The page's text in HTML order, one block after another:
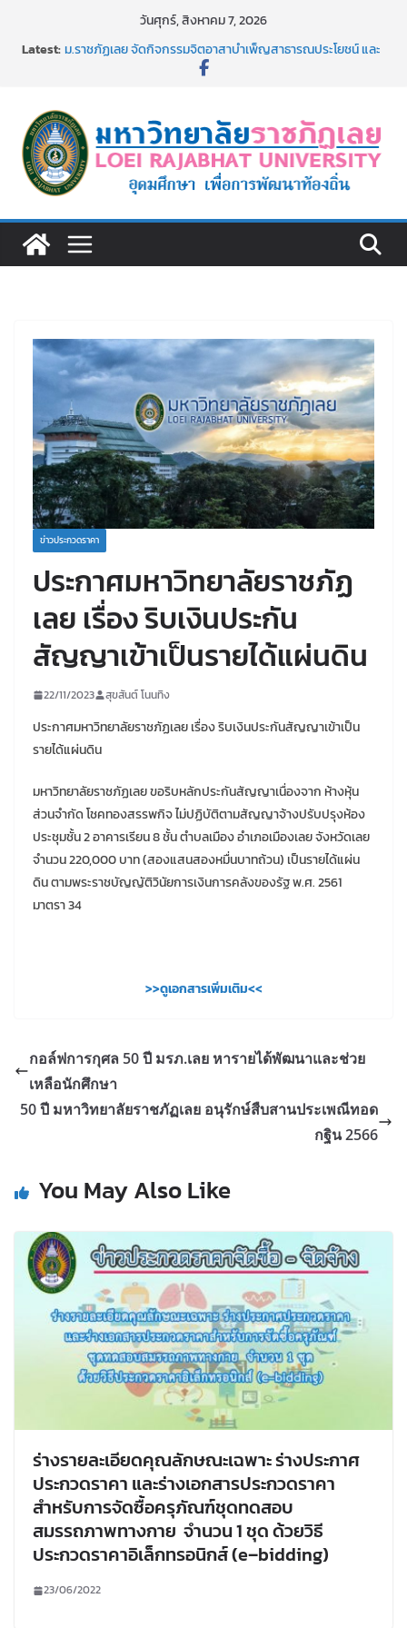
วันศุกร์, สิงหาคม 7, 2026
Latest:ม.ราชภัฏเลย จัดกิจกรรมจิตอาสาบำเพ็ญสาธารณประโยชน์ และ
เงินรายได้
ม.ราชภัฏเลย จัดมหกรรมวิชาการ เปิดบ้าน LRU ครั้งที่ 4 เปิดให้
นักเรียนมัธยมปลายค้นหาสาขาวิชาในฝัน สู่อนาคตที่ใช่
อธิการบดี มรภ.เลย ร่วมประชุมชี้แจงกับคณะอนุกรรมาธิการ
ประจำปีงบประมาณ พ.ศ. 2570
๑,๙๗๒ ชุด โดยวิธีเฉพาะเจาะจง
ข่าวประกวดราคา
ประกาศมหาวิทยาลัยราชภัฏ
เลย เรื่อง ริบเงินประกัน
สัญญาเข้าเป็นรายได้แผ่นดิน
22/11/2023 สุขสันต์ โนนทิง
ประกาศมหาวิทยาลัยราชภัฏเลย เรื่อง ริบเงินประกันสัญญาเข้าเป็น
รายได้แผ่นดิน
มหาวิทยาลัยราชภัฏเลย ขอริบหลักประกันสัญญาเนื่องจาก ห้างหุ้น
ส่วนจำกัด โชคทองสรรพกิจ ไม่ปฏิบัติตามสัญญาจ้างปรับปรุงห้อง
ประชุมชั้น 2 อาคารเรียน 8 ชั้น ตำบลเมือง อำเภอเมืองเลย จังหวัดเลย
จำนวน 220,000 บาท (สองแสนสองหมื่นบาทถ้วน) เป็นรายได้แผ่น
ดิน ตามพระราชบัญญัติวินัยการเงินการคลังของรัฐ พ.ศ. 2561
มาตรา 34
>>ดูเอกสารเพิ่มเติม<<
กอล์ฟการกุศล 50 ปี มรภ.เลย หารายได้พัฒนาและช่วย
เหลือนักศึกษา
50 ปี มหาวิทยาลัยราชภัฏเลย อนุรักษ์สืบสานประเพณีทอด
กฐิน 2566
You May Also Like
ร่างรายละเอียดคุณลักษณะเฉพาะ ร่างประกาศ
ประกวดราคา และร่างเอกสารประกวดราคา
สำหรับการจัดซื้อครุภัณฑ์ชุดทดสอบ
สมรรถภาพทางกาย จำนวน 1 ชุด ด้วยวิธี
ประกวดราคาอิเล็กทรอนิกส์ (e–bidding)
23/06/2022